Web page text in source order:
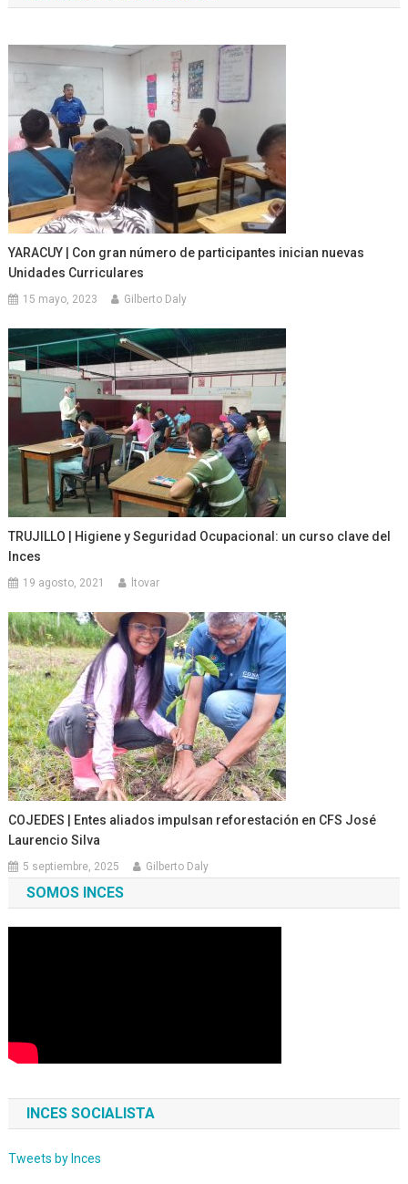
YARACUY | Con gran número de participantes inician nuevas
Unidades Curriculares
15 mayo, 2023 Gilberto Daly
TRUJILLO | Higiene y Seguridad Ocupacional: un curso clave del
Inces
19 agosto, 2021 ltovar
COJEDES | Entes aliados impulsan reforestación en CFS José
Laurencio Silva
5 septiembre, 2025 Gilberto Daly
SOMOS INCES
INCES SOCIALISTA
Tweets by Inces